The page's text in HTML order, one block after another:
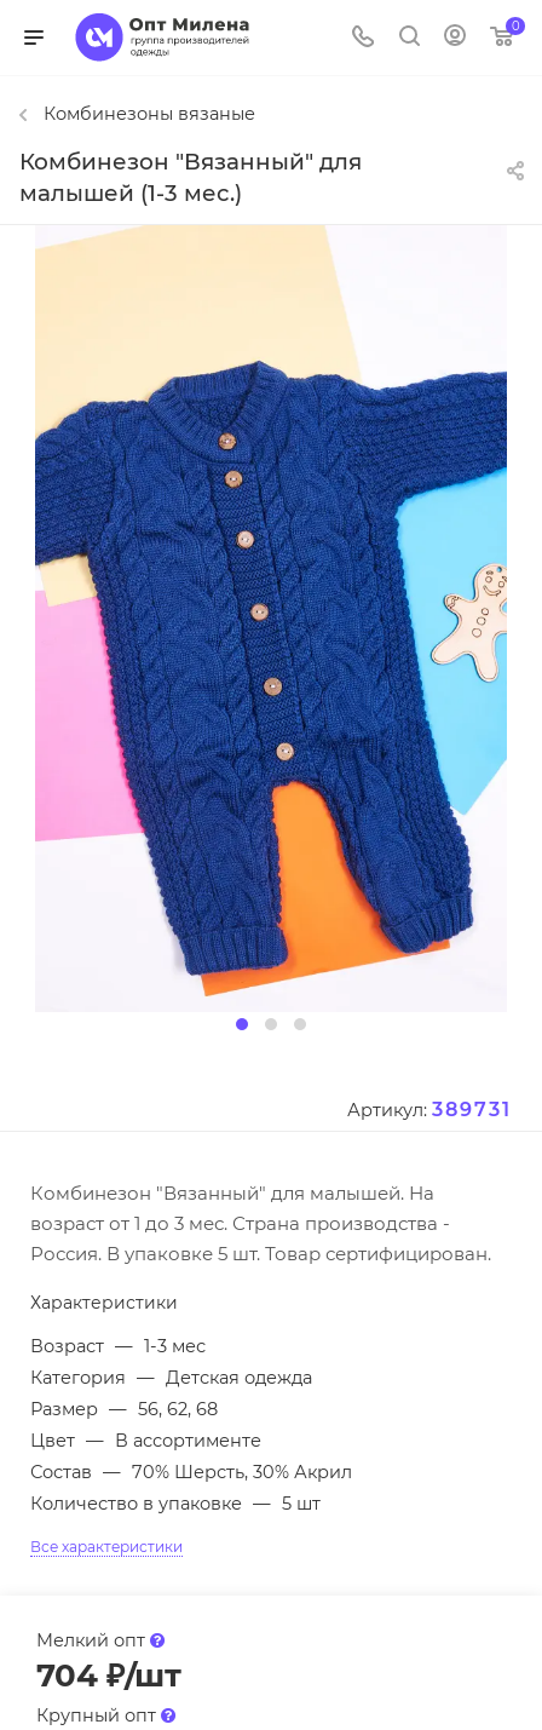
0
Комбинезоны вязаные
Комбинезон "Вязанный" для
малышей (1-3 мес.)
Артикул: 389731
Комбинезон "Вязанный" для малышей. На
возраст от 1 до 3 мес. Страна производства -
Россия. В упаковке 5 шт. Товар сертифицирован.
Характеристики
Возраст — 1-3 мес
Категория — Детская одежда
Размер — 56, 62, 68
Цвет — В ассортименте
Состав — 70% Шерсть, 30% Акрил
Количество в упаковке — 5 шт
Все характеристики
Мелкий опт
704 ₽/шт
Крупный опт